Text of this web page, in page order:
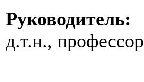
Руководитель:
д.т.н., профессор